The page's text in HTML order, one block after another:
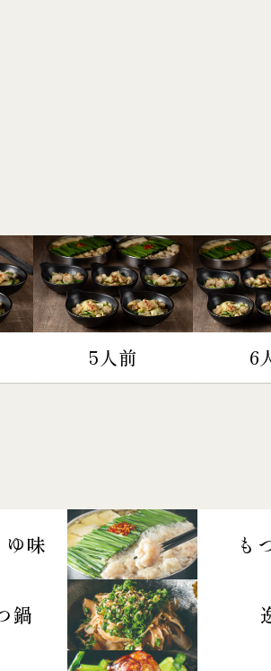
5人前 6
ゆ味 も
鍋